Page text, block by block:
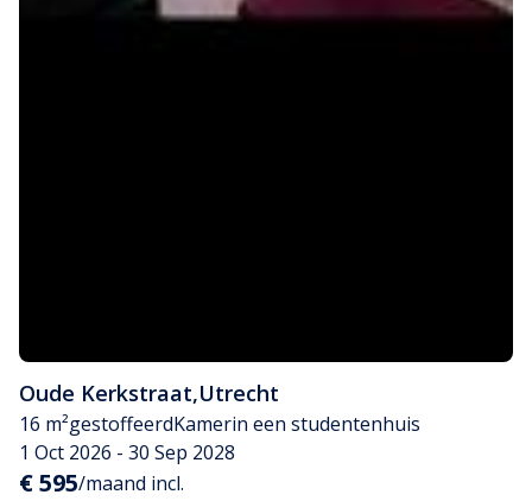
Oude Kerkstraat,Utrecht
16 m²gestoffeerdKamerin een studentenhuis
1 Oct 2026 - 30 Sep 2028
€ 595/maand incl.